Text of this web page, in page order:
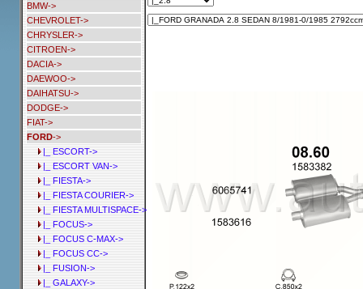
BMW->
CHEVROLET->
CHRYSLER->
CITROEN->
DACIA->
DAEWOO->
DAIHATSU->
DODGE->
FIAT->
FORD->
|_ ESCORT->
|_ ESCORT VAN->
|_ FIESTA->
|_ FIESTA COURIER->
|_ FIESTA MULTISPACE->
|_ FOCUS->
|_ FOCUS C-MAX->
|_ FOCUS CC->
|_ FUSION->
|_ GALAXY->